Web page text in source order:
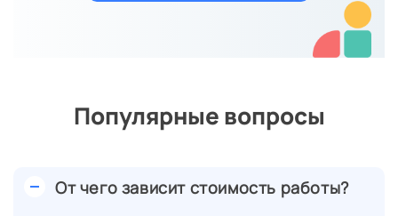
Популярные вопросы
От чего зависит стоимость работы?